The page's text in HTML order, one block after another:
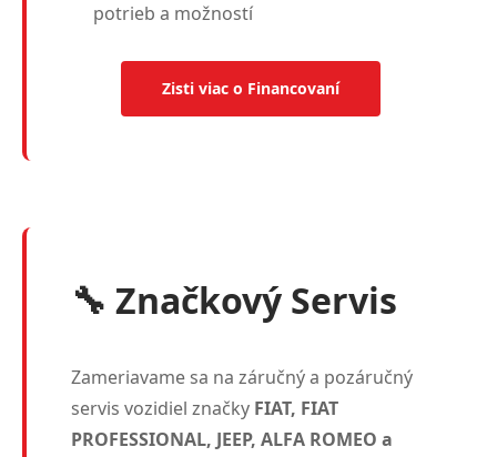
potrieb a možností
Zisti viac o Financovaní
🔧 Značkový Servis
Zameriavame sa na záručný a pozáručný
servis vozidiel značky FIAT, FIAT
PROFESSIONAL, JEEP, ALFA ROMEO a